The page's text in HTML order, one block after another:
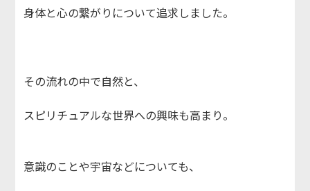
身体と心の繋がりについて追求しました。
その流れの中で自然と、
スピリチュアルな世界への興味も高まり。
意識のことや宇宙などについても、